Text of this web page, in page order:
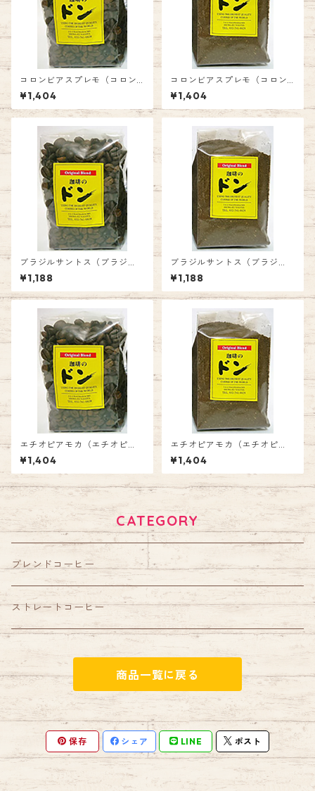
コロンビアスプレモ（コロン
ビア）（豆）
¥1,404
コロンビアスプレモ（コロン
ビア）（粉）
¥1,404
ブラジルサントス（ブラジ
ル）（豆）
¥1,188
ブラジルサントス（ブラジ
ル）（粉）
¥1,188
エチオピアモカ（エチオピ
ア）（豆）
¥1,404
エチオピアモカ（エチオピ
ア） （粉）
¥1,404
CATEGORY
ブレンドコーヒー
ストレートコーヒー
商品一覧に戻る
保存 シェア LINE ポスト